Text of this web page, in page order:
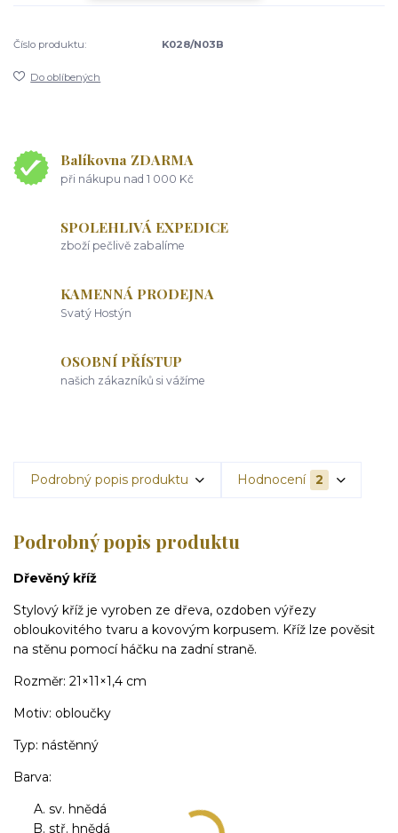
Číslo produktu: K028/N03B
Do oblíbených
Balíkovna ZDARMA
při nákupu nad 1 000 Kč
SPOLEHLIVÁ EXPEDICE
zboží pečlivě zabalíme
KAMENNÁ PRODEJNA
Svatý Hostýn
OSOBNÍ PŘÍSTUP
našich zákazníků si vážíme
Podrobný popis produktu Hodnocení 2
Podrobný popis produktu
Dřevěný kříž
Stylový kříž je vyroben ze dřeva, ozdoben výřezy
obloukovitého tvaru a kovovým korpusem. Kříž lze pověsit
na stěnu pomocí háčku na zadní straně.
Rozměr: 21×11×1,4 cm
Motiv: obloučky
Typ: nástěnný
Barva:
sv. hnědá
stř. hnědá